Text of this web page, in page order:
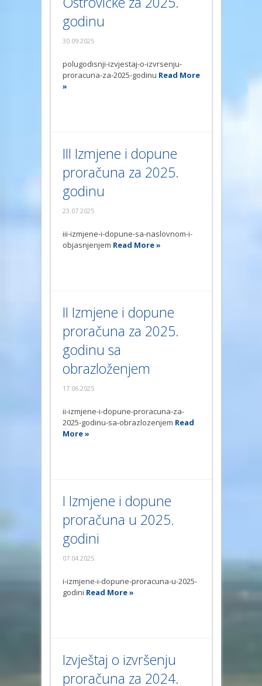
godinu
30.09.2025
polugodisnji-izvjestaj-o-izvrsenju-
proracuna-za-2025-godinu Read More
»
III Izmjene i dopune
proračuna za 2025.
godinu
23.07.2025
iii-izmjene-i-dopune-sa-naslovnom-i-
objasnjenjem Read More »
II Izmjene i dopune
proračuna za 2025.
godinu sa
obrazloženjem
17.06.2025
ii-izmjene-i-dopune-proracuna-za-
2025-godinu-sa-obrazlozenjem Read
More »
I Izmjene i dopune
proračuna u 2025.
godini
07.04.2025
i-izmjene-i-dopune-proracuna-u-2025-
godini Read More »
Izvještaj o izvršenju
proračuna za 2024.